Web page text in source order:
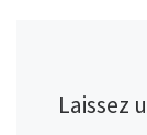
Laissez